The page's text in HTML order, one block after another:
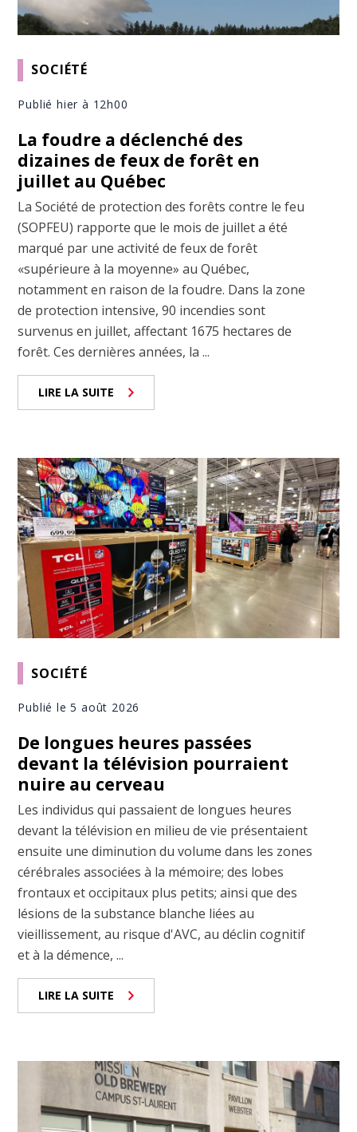
SOCIÉTÉ
Publié hier à 12h00
La foudre a déclenché des
dizaines de feux de forêt en
juillet au Québec
La Société de protection des forêts contre le feu
(SOPFEU) rapporte que le mois de juillet a été
marqué par une activité de feux de forêt
«supérieure à la moyenne» au Québec,
notamment en raison de la foudre. Dans la zone
de protection intensive, 90 incendies sont
survenus en juillet, affectant 1675 hectares de
forêt. Ces dernières années, la ...
LIRE LA SUITE
SOCIÉTÉ
Publié le 5 août 2026
De longues heures passées
devant la télévision pourraient
nuire au cerveau
Les individus qui passaient de longues heures
devant la télévision en milieu de vie présentaient
ensuite une diminution du volume dans les zones
cérébrales associées à la mémoire; des lobes
frontaux et occipitaux plus petits; ainsi que des
lésions de la substance blanche liées au
vieillissement, au risque d'AVC, au déclin cognitif
et à la démence, ...
LIRE LA SUITE